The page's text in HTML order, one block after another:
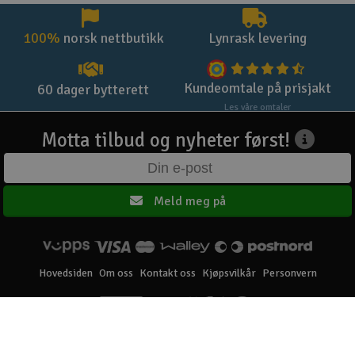
100% norsk nettbutikk Lynrask levering
60 dager bytterett Kundeomtale på prisjakt
Les våre omtaler
Motta tilbud og nyheter først!
Meld meg på
Hovedsiden Om oss Kontakt oss Kjøpsvilkår Personvern